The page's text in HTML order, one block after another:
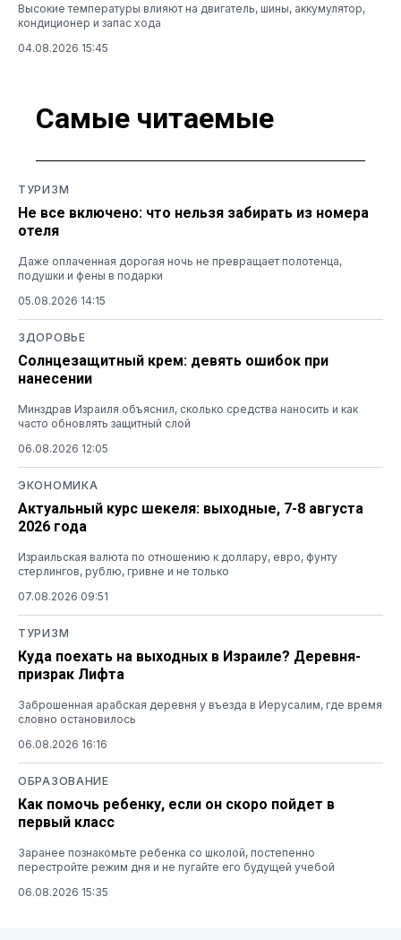
Высокие температуры влияют на двигатель, шины, аккумулятор,
кондиционер и запас хода
04.08.2026 15:45
Самые читаемые
ТУРИЗМ
Не все включено: что нельзя забирать из номера
отеля
Даже оплаченная дорогая ночь не превращает полотенца,
подушки и фены в подарки
05.08.2026 14:15
ЗДОРОВЬЕ
Солнцезащитный крем: девять ошибок при
нанесении
Минздрав Израиля объяснил, сколько средства наносить и как
часто обновлять защитный слой
06.08.2026 12:05
ЭКОНОМИКА
Актуальный курс шекеля: выходные, 7-8 августа
2026 года
Израильская валюта по отношению к доллару, евро, фунту
стерлингов, рублю, гривне и не только
07.08.2026 09:51
ТУРИЗМ
Куда поехать на выходных в Израиле? Деревня-
призрак Лифта
Заброшенная арабская деревня у въезда в Иерусалим, где время
словно остановилось
06.08.2026 16:16
ОБРАЗОВАНИЕ
Как помочь ребенку, если он скоро пойдет в
первый класс
Заранее познакомьте ребенка со школой, постепенно
перестройте режим дня и не пугайте его будущей учебой
06.08.2026 15:35